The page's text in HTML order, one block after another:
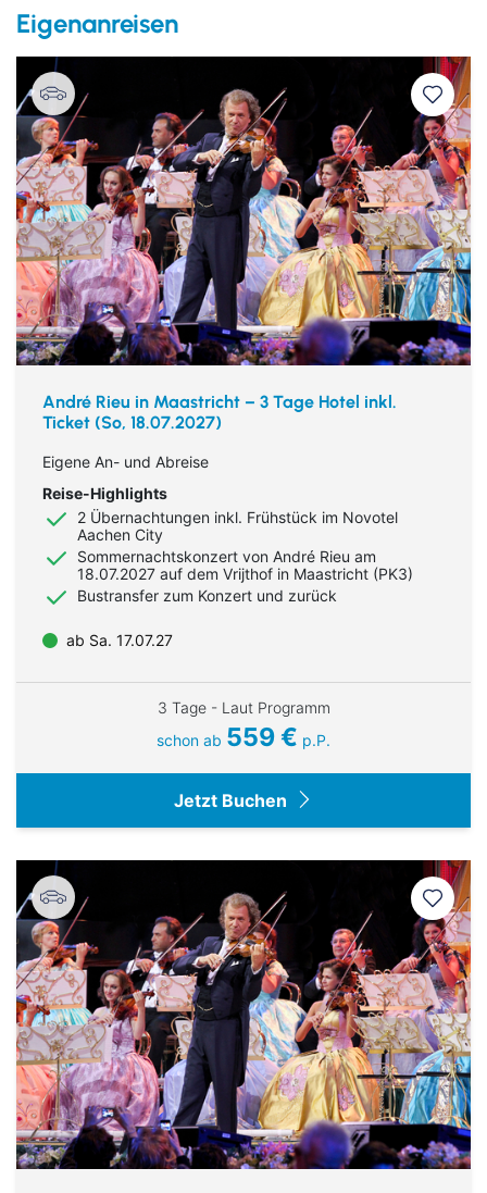
Kulturreisen
Städtereisen
Europa
Eigenanreisen
André Rieu in Maastricht – 3 Tage Hotel inkl.
Ticket (So, 18.07.2027)
Eigene An- und Abreise
Reise-Highlights
2 Übernachtungen inkl. Frühstück im Novotel
Aachen City
Sommernachtskonzert von André Rieu am
18.07.2027 auf dem Vrijthof in Maastricht (PK3)
Bustransfer zum Konzert und zurück
ab Sa. 17.07.27
3 Tage - Laut Programm
schon ab 559 € p.P.
Jetzt Buchen